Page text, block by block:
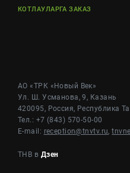
КОТЛАУЛАРГА ЗАКАЗ
АО «ТРК «Новый Век»
Ул. Ш. Усманова, 9, Казань
420095, Россия, Республика
Тел.: +7 (843) 570-50-00
E-mail: reception@tnvtv.ru,
ТНВ в Дзен